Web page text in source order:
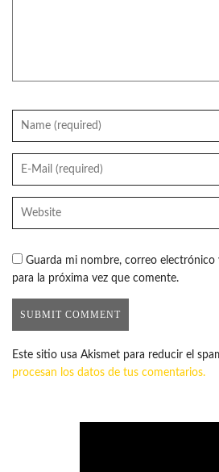
Guarda mi nombre, correo electrónico
para la próxima vez que comente.
Este sitio usa Akismet para reducir el
procesan los datos de tus comentarios.